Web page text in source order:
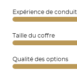
Expérience de
Taille du coffre
Qualité des options